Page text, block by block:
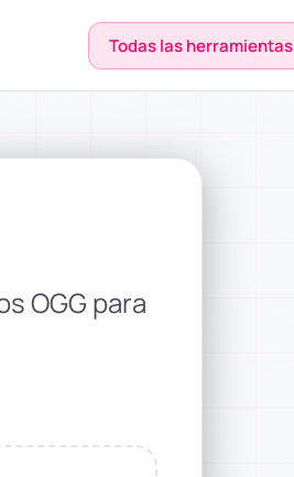
Todas las herramientas
OGG para